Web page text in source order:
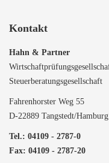
Kontakt
Hahn & Partner
Steuerberatungsgesellschaft
Fahrenhorster Weg 55
D-22889 Tangstedt/Hamburg
Tel.: 04109 - 2787-0
Fax: 04109 - 2787-20